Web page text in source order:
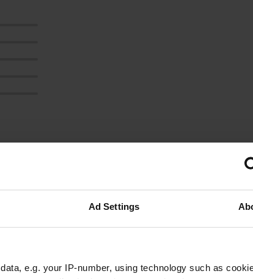
Ad Settings
e.g. your IP-number, using technology such as
Le stationnement en
Le parking